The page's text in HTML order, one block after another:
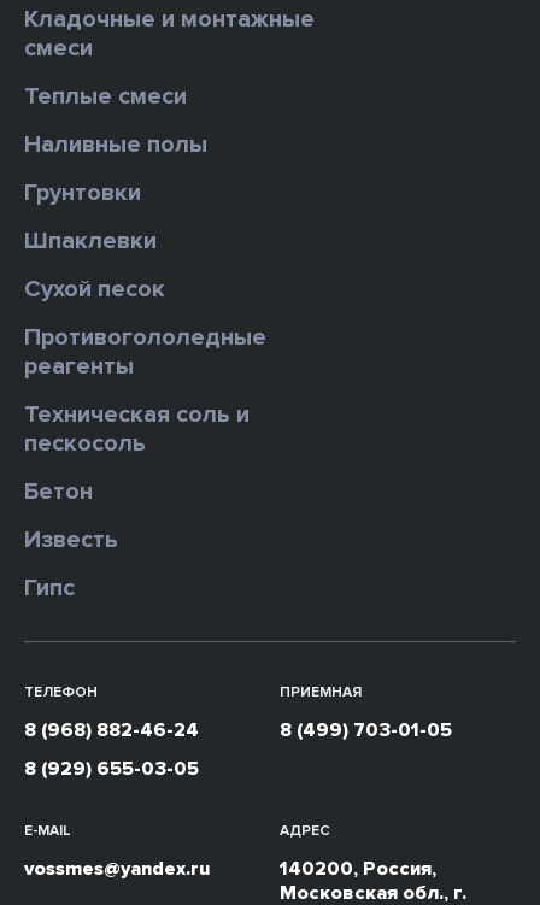
Кладочные и монтажные
смеси
Теплые смеси
Наливные полы
Грунтовки
Шпаклевки
Сухой песок
Противогололедные
реагенты
Техническая соль и
пескосоль
Бетон
Известь
Гипс
ТЕЛЕФОН
8 (968) 882-46-24
8 (929) 655-03-05
ПРИЕМНАЯ
8 (499) 703-01-05
E-MAIL
vossmes@yandex.ru
АДРЕС
140200, Россия,
Московская обл., г.